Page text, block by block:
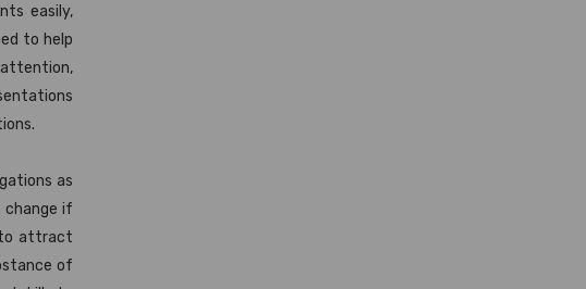
easily,
to help
as
change if
to attract
of